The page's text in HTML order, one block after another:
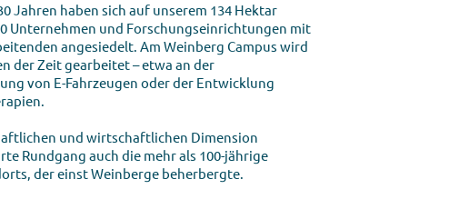
Jahren haben sich auf unserem 134 Hektar
Unternehmen und Forschungseinrichtungen mit
angesiedelt. Am Weinberg Campus wird
der Zeit gearbeitet – etwa an der
von E-Fahrzeugen oder der Entwicklung
und wirtschaftlichen Dimension
Rundgang auch die mehr als 100-jährige
der einst Weinberge beherbergte.